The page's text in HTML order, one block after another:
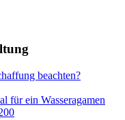
beachten?
für ein Wasseragamen